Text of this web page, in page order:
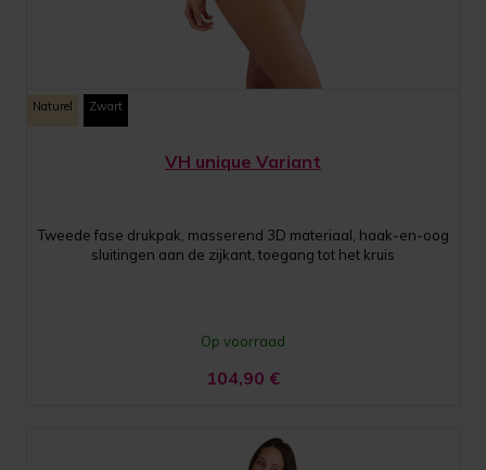
Naturel Zwart
VH unique Variant
Tweede fase drukpak, masserend 3D materiaal, haak-en-oog
sluitingen aan de zijkant, toegang tot het kruis
Op voorraad
104,90 €